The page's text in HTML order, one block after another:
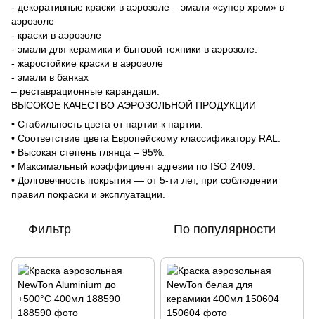
- декоративные краски в аэрозоле – эмали «супер хром» в
аэрозоле
- краски в аэрозоле
- эмали для керамики и бытовой техники в аэрозоле.
- жаростойкие краски в аэрозоле
- эмали в банках
– реставрационные карандаши.
ВЫСОКОЕ КАЧЕСТВО АЭРОЗОЛЬНОЙ ПРОДУКЦИИ
• Стабильность цвета от партии к партии.
• Соответствие цвета Европейскому классификатору RAL.
• Высокая степень глянца – 95%.
• Максимальный коэффициент адгезии по ISO 2409.
• Долговечность покрытия — от 5-ти лет, при соблюдении
правил покраски и эксплуатации.
Фильтр По популярности